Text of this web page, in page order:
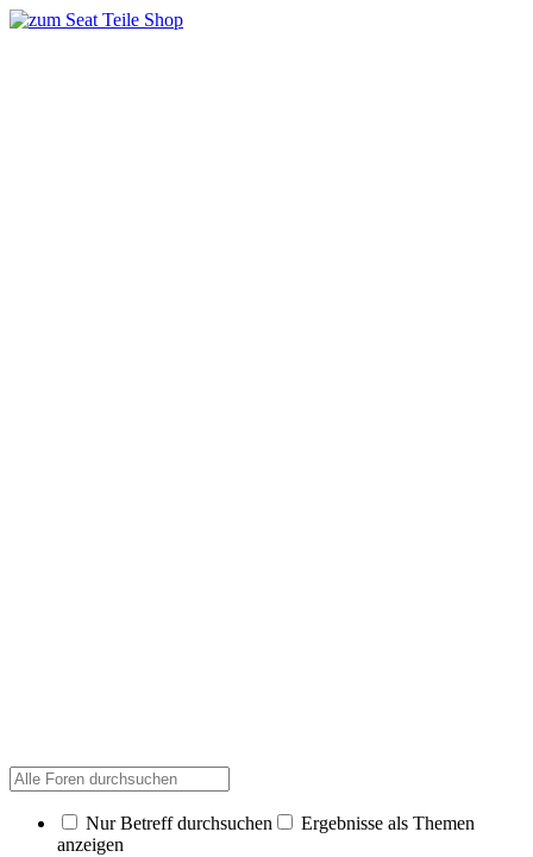
Nur Betreff durchsuchen
Ergebnisse als Themen
anzeigen